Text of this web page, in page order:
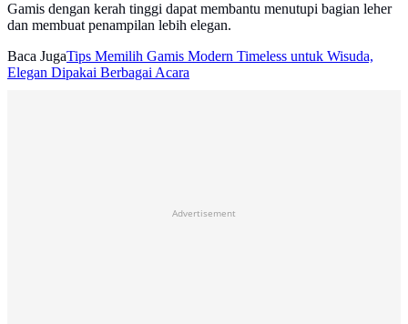
Gamis dengan kerah tinggi dapat membantu menutupi bagian leher
dan membuat penampilan lebih elegan.
Baca JugaTips Memilih Gamis Modern Timeless untuk Wisuda,
Elegan Dipakai Berbagai Acara
Advertisement